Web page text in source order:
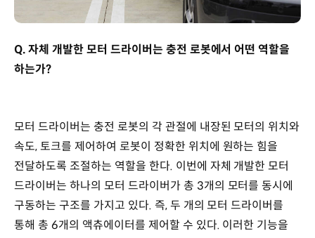
Q. 자체 개발한 모터 드라이버는 충전 로봇에서 어떤 역할을
하는가?
모터 드라이버는 충전 로봇의 각 관절에 내장된 모터의 위치와
속도, 토크를 제어하여 로봇이 정확한 위치에 원하는 힘을
전달하도록 조절하는 역할을 한다. 이번에 자체 개발한 모터
드라이버는 하나의 모터 드라이버가 총 3개의 모터를 동시에
구동하는 구조를 가지고 있다. 즉, 두 개의 모터 드라이버를
통해 총 6개의 액츄에이터를 제어할 수 있다. 이러한 기능을